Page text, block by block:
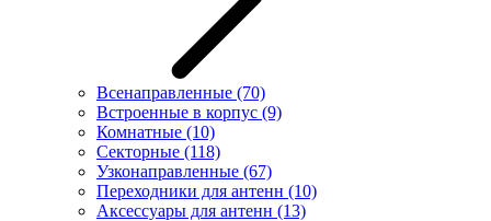
Всенаправленные (70)
Встроенные в корпус (9)
Комнатные (10)
Секторные (118)
Узконаправленные (67)
Переходники для антенн (10)
Аксессуары для антенн (13)